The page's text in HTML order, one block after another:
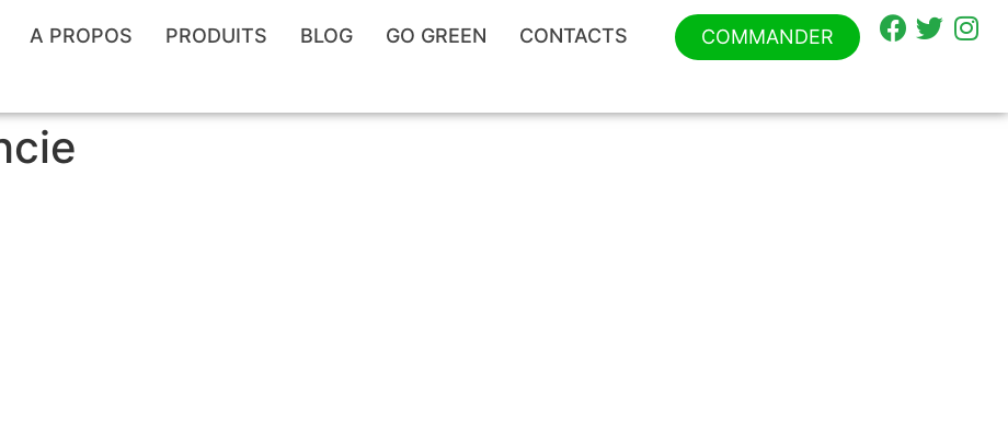
A PROPOS PRODUITS BLOG GO GREEN CONTACTS COMMANDER